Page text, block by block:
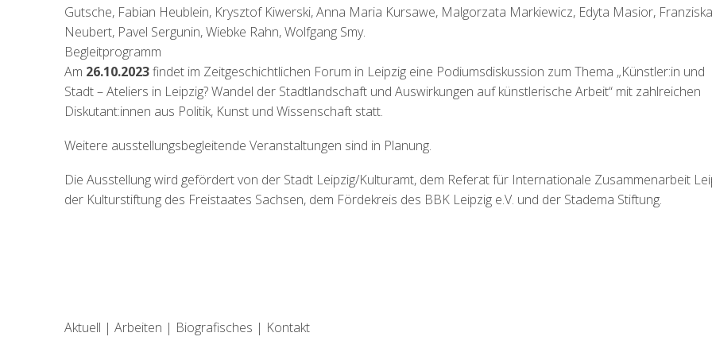
Gutsche, Fabian Heublein, Krysztof Kiwerski, Anna Maria Kursawe, Malgorzata Markiewicz, Edyta Masior, Franziska
Neubert, Pavel Sergunin, Wiebke Rahn, Wolfgang Smy.
Begleitprogramm
Am 26.10.2023findet im Zeitgeschichtlichen Forum in Leipzigeine Podiumsdiskussion zum Thema „Künstler:in und
Stadt – Ateliers in Leipzig? Wandel der Stadtlandschaft und Auswirkungen auf künstlerische Arbeit“ mit zahlreichen
Diskutant:innen aus Politik, Kunst und Wissenschaft statt.
Weitere ausstellungsbegleitende Veranstaltungen sind in Planung.
Die Ausstellung wird gefördert von der Stadt Leipzig/Kulturamt, dem Referat für Internationale Zusammenarbeit
der Kulturstiftung des Freistaates Sachsen, dem Fördekreis des BBK Leipzig e.V. und der Stadema Stiftung.
Aktuell | Arbeiten | Biografisches | Kontakt